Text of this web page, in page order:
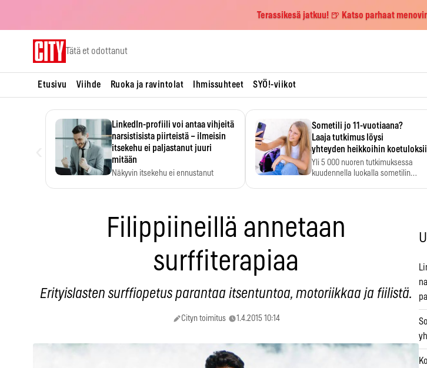
Terassikesä jatkuu! 🍺 Katso parhaat
Tätä et odottanut
Etusivu Viihde Ruoka ja ravintolat Ihmissuhteet SYÖ!-viikot
LinkedIn-profiili voi antaa vihjeitä
narsistisista piirteistä – ilmeisin
itsekehu ei paljastanut juuri
mitään
Näkyvin itsekehu ei ennustanut
Sometili jo 11-vuotiaana?
Laaja tutkimus löysi
yhteyden heikkoihin
Yli 5 000 nuoren tutkimuksessa
kuudennella luokalla sometilin…
Filippiineillä annetaan
surffiterapiaa
Erityislasten surffiopetus parantaa itsentuntoa, motoriikkaa ja fiilistä.
Cityn toimitus 1.4.2015 10:14